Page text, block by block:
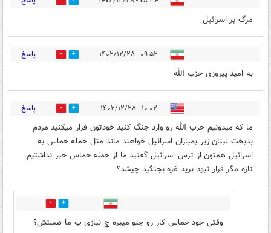
مرگ بر اسرائیل
۰۹:۵۲ - ۱۴۰۲/۱۲/۲۸ 2 پاسخ
به امید پیروزی حزب الله
۱۰:۰۲ - ۱۴۰۲/۱۲/۲۸ 4 پاسخ
ما که میدونیم حزب الله رو وارد جنگ کنید خودتون فرار میکنید مردم
بدبخت لبنان زیر بمباران اسرائیل خواهند ماند مثل حمله حماس به
اسرائیل همتون از ترس اسرائیل گفتید ما از حمله حماس خبر نداشتیم
تازه مگر قرار نبود برید غزه بجنگید چیشد؟
0
وقتی خود حماس کار رو جلو میبره چ نیازی ب ما هستش؟